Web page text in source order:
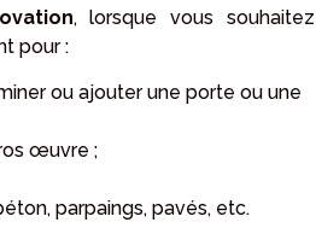
, lorsque vous souhaitez
pour :
ou ajouter une porte ou une
œuvre ;
parpaings, pavés, etc.